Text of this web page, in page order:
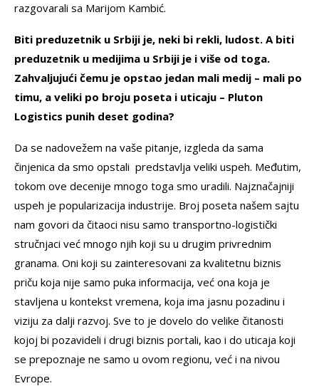
razgovarali sa Marijom Kambić.
Biti preduzetnik u Srbiji je, neki bi rekli, ludost. A biti
preduzetnik u medijima u Srbiji je i više od toga.
Zahvaljujući čemu je opstao jedan mali medij – mali po
timu, a veliki po broju poseta i uticaju – Pluton
Logistics punih deset godina?
Da se nadovežem na vaše pitanje, izgleda da sama
činjenica da smo opstali predstavlja veliki uspeh. Međutim,
tokom ove decenije mnogo toga smo uradili. Najznačajniji
uspeh je popularizacija industrije. Broj poseta našem sajtu
nam govori da čitaoci nisu samo transportno-logistički
stručnjaci već mnogo njih koji su u drugim privrednim
granama. Oni koji su zainteresovani za kvalitetnu biznis
priču koja nije samo puka informacija, već ona koja je
stavljena u kontekst vremena, koja ima jasnu pozadinu i
viziju za dalji razvoj. Sve to je dovelo do velike čitanosti
kojoj bi pozavideli i drugi biznis portali, kao i do uticaja koji
se prepoznaje ne samo u ovom regionu, već i na nivou
Evrope.